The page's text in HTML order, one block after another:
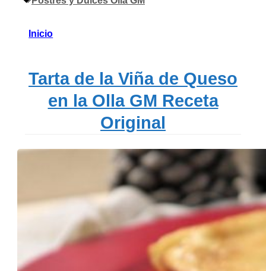
Inicio
Tarta de la Viña de Queso
en la Olla GM Receta
Original